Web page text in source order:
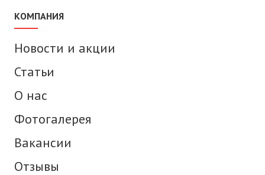
КОМПАНИЯ
Новости и акции
Статьи
О нас
Фотогалерея
Вакансии
Отзывы